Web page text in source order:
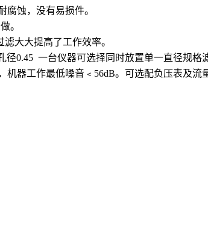
腐蚀，没有易损件。
。
大大提高了工作效率。
径0.45 一台仪器可选择同时放置单一直径规
机器工作最低噪音﹤56dB。可选配负压表及流